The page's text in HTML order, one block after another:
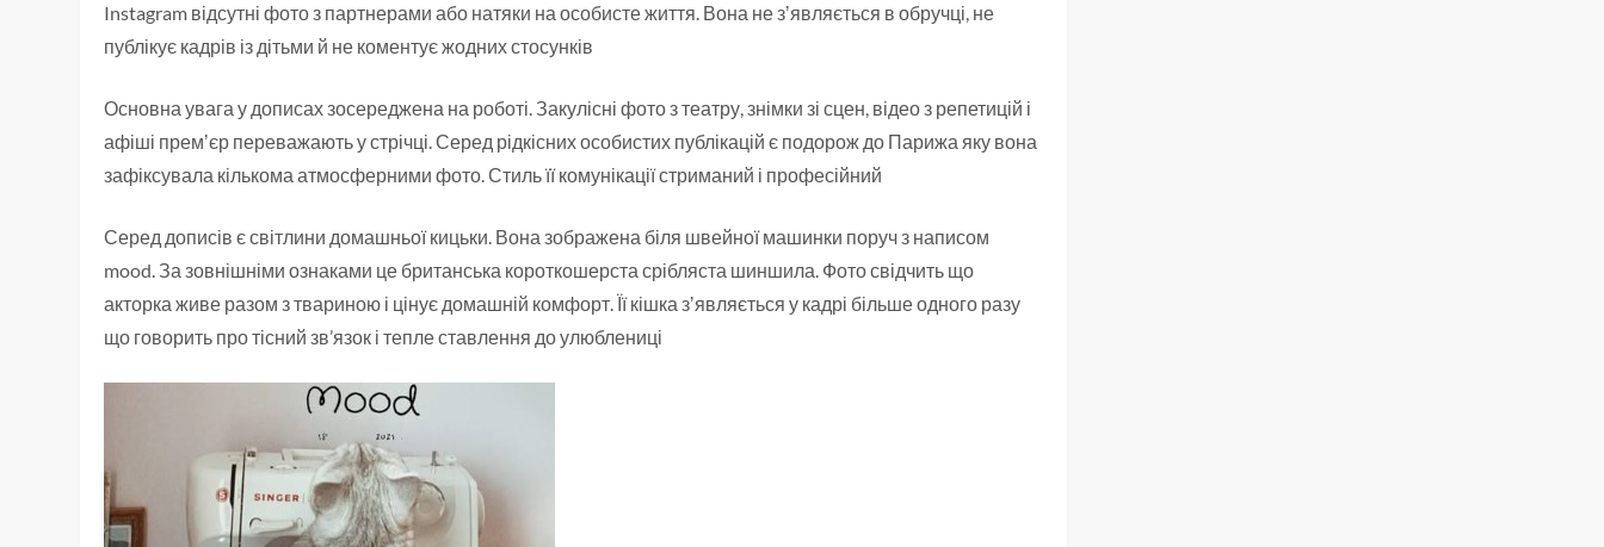
Instagram відсутні фото з партнерами або натяки на особисте життя. Вона не зʼявляється в обручці, не
публікує кадрів із дітьми й не коментує жодних стосунків
Основна увага у дописах зосереджена на роботі. Закулісні фото з театру, знімки зі сцен, відео з репетицій і
афіші премʼєр переважають у стрічці. Серед рідкісних особистих публікацій є подорож до Парижа яку вона
зафіксувала кількома атмосферними фото. Стиль її комунікації стриманий і професійний
Серед дописів є світлини домашньої кицьки. Вона зображена біля швейної машинки поруч з написом
mood. За зовнішніми ознаками це британська короткошерста срібляста шиншила. Фото свідчить що
акторка живе разом з твариною і цінує домашній комфорт. Її кішка зʼявляється у кадрі більше одного разу
що говорить про тісний зв’язок і тепле ставлення до улюблениці